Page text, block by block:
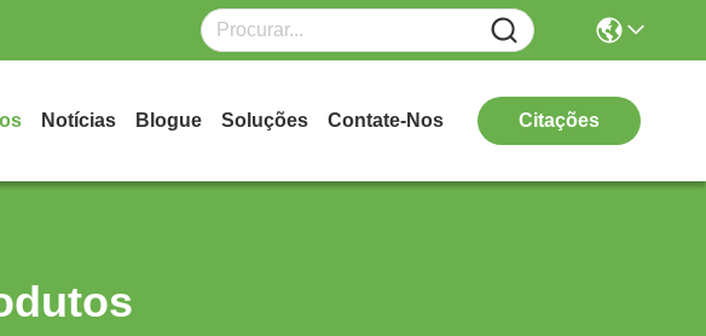
Notícias Blogue Soluções Contate-Nos Citações